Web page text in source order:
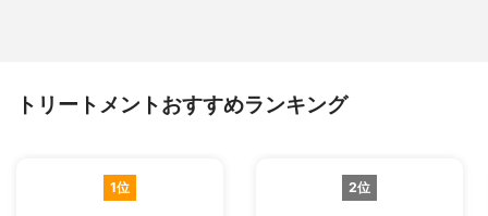
トリートメントおすすめランキング
1位 2位